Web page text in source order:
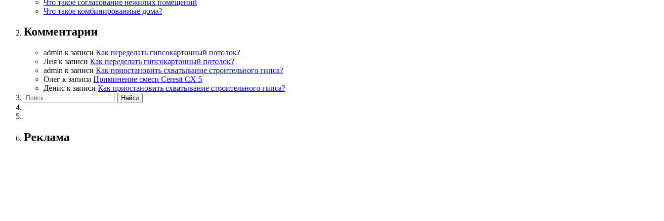
Что такое согласование нежилых помещений
Что такое комбинированные дома?
Комментарии
admin к записи Как переделать гипсокартонный потолок?
Лия к записи Как переделать гипсокартонный потолок?
admin к записи Как приостановить схватывание строительного гипса?
Олег к записи Приминение смеси Ceresit СХ 5
Денис к записи Как приостановить схватывание строительного гипса?
Реклама